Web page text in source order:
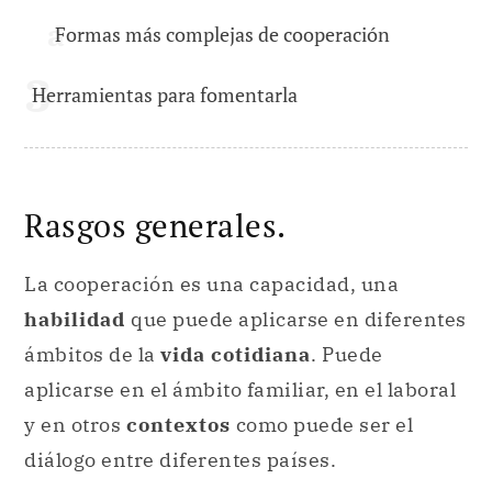
Formas más complejas de cooperación
Herramientas para fomentarla
Rasgos generales.
La cooperación es una capacidad, una
habilidad que puede aplicarse en diferentes
ámbitos de la vida cotidiana. Puede
aplicarse en el ámbito familiar, en el laboral
y en otros contextos como puede ser el
diálogo entre diferentes países.